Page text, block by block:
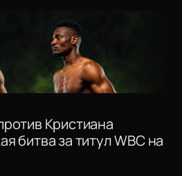
Кристиана
битва за титул WBC на